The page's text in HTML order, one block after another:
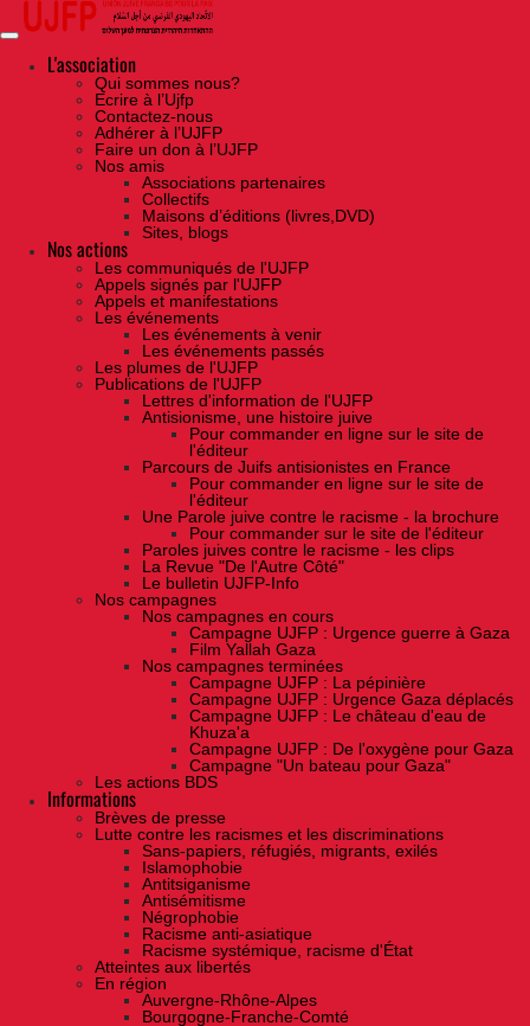
Skip
the
contentL'association
Qui sommes nous?
Ecrire à l’Ujfp
Contactez-nous
Adhérer à l’UJFP
Faire un don à l’UJFP
Nos amis
Associations partenaires
Collectifs
Maisons d’éditions (livres,DVD)
Sites, blogs
Nos actions
Les communiqués de l'UJFP
Appels signés par l'UJFP
Appels et manifestations
Les événements
Les événements à venir
Les événements passés
Les plumes de l'UJFP
Publications de l'UJFP
Lettres d'information de l'UJFP
Antisionisme, une histoire juive
Pour commander en ligne sur le site de
l'éditeur
Parcours de Juifs antisionistes en France
Pour commander en ligne sur le site de
l'éditeur
Une Parole juive contre le racisme - la brochure
Pour commander sur le site de l'éditeur
Paroles juives contre le racisme - les clips
La Revue "De l'Autre Côté"
Le bulletin UJFP-Info
Nos campagnes
Nos campagnes en cours
Campagne UJFP : Urgence guerre à Gaza
Film Yallah Gaza
Nos campagnes terminées
Campagne UJFP : La pépinière
Campagne UJFP : Urgence Gaza déplacés
Campagne UJFP : Le château d'eau de
Khuza'a
Campagne UJFP : De l'oxygène pour Gaza
Campagne "Un bateau pour Gaza"
Les actions BDS
Informations
Brèves de presse
Lutte contre les racismes et les discriminations
Sans-papiers, réfugiés, migrants, exilés
Islamophobie
Antitsiganisme
Antisémitisme
Négrophobie
Racisme anti-asiatique
Racisme systémique, racisme d'État
Atteintes aux libertés
En région
Auvergne-Rhône-Alpes
Bourgogne-Franche-Comté